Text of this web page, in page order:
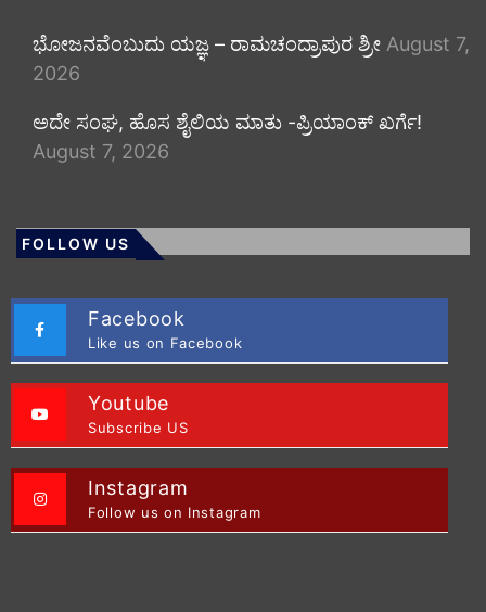
ಭೋಜನವೆಂಬುದು ಯಜ್ಞ – ರಾಮಚಂದ್ರಾಪುರ ಶ್ರೀ August 7,
2026
ಅದೇ ಸಂಘ, ಹೊಸ ಶೈಲಿಯ ಮಾತು -ಪ್ರಿಯಾಂಕ್ ಖರ್ಗೆ!
August 7, 2026
FOLLOW US
Facebook
Like us on Facebook
Youtube
Subscribe US
Instagram
Follow us on Instagram